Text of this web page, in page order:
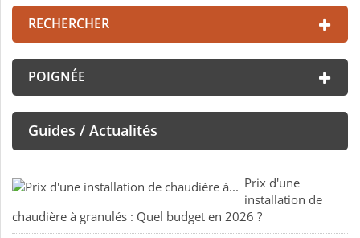
RECHERCHER
POIGNÉE
Guides / Actualités
Prix d'une
installation de
chaudière à granulés : Quel budget en 2026 ?